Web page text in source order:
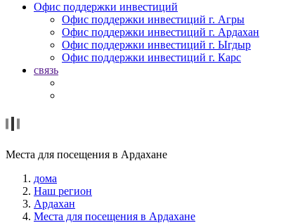
Офис поддержки инвестиций
Офис поддержки инвестиций г. Агры
Офис поддержки инвестиций г. Ардахан
Офис поддержки инвестиций г. Ыгдыр
Офис поддержки инвестиций г. Карс
связь
Места для посещения в Ардахане
дома
Наш регион
Ардахан
Места для посещения в Ардахане